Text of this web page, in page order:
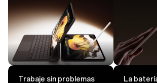
Trabaje sin problemas
La
Toque. Transfiera.
Solo es necesario un toque:
grandes de forma instantánea